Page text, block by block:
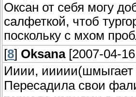
Оксан от себя могу
салфеткой, чтоб
поскольку с мхом
[8] Oksana[2007-04-
Ииии, иииии(шмыгает
Пересадила свои